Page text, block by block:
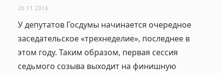
26.11.2016
У депутатов Госдумы начинается очередное
заседательское «трехнеделие», последнее в
этом году. Таким образом, первая сессия
седьмого созыва выходит на финишную